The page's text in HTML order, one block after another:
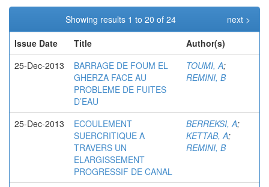
Showing results 1 to 20 of 24
next >
Issue Date
Title
Author(s)
25-Dec-2013
BARRAGE DE FOUM EL
GHERZA FACE AU
PROBLEME DE FUITES
D’EAU
TOUMI, A;
REMINI, B
25-Dec-2013
ECOULEMENT
SUERCRITIQUE A
TRAVERS UN
ELARGISSEMENT
PROGRESSIF DE CANAL
BERREKSI, A;
KETTAB, A;
REMINI, B